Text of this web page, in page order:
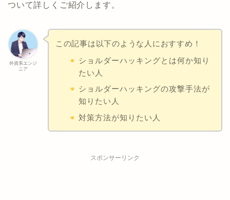
ついて詳しくご紹介します。
外資系エンジ
ニア
この記事は以下のような人におすすめ！
ショルダーハッキングとは何か知り
たい人
ショルダーハッキングの攻撃手法が
知りたい人
対策方法が知りたい人
スポンサーリンク